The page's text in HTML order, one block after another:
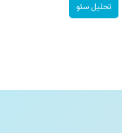
تحلیل سئو